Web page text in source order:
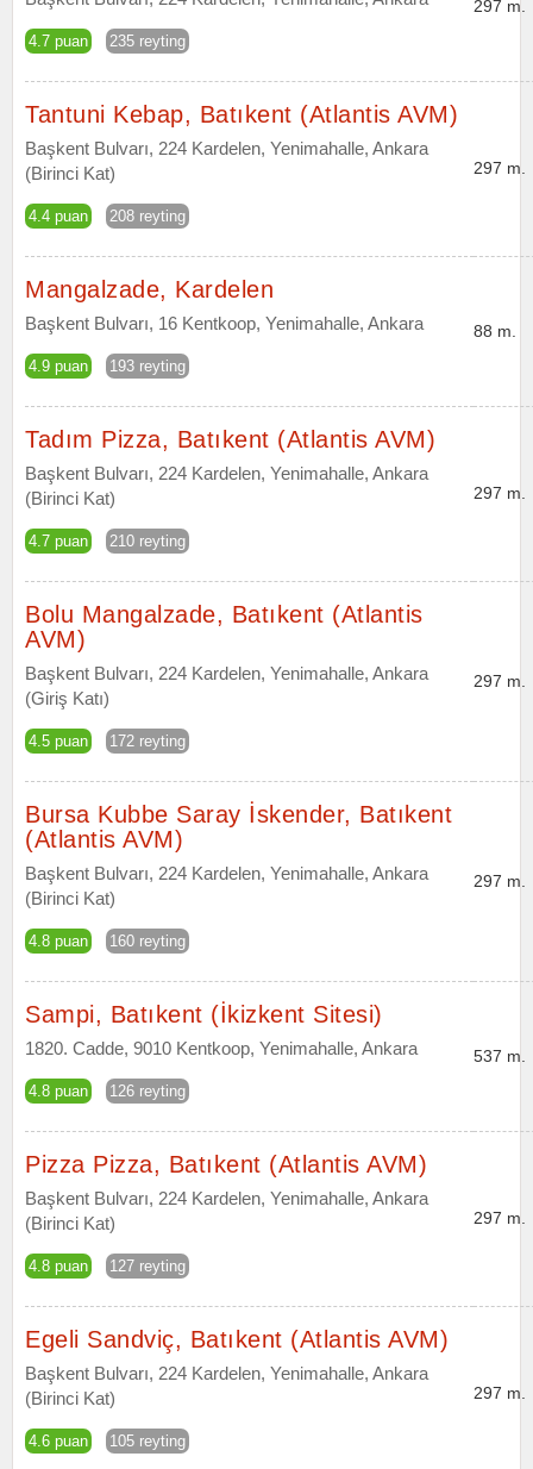
4.7 puan 235 reyting
297 m.
Tantuni Kebap, Batıkent (Atlantis AVM)
Başkent Bulvarı, 224 Kardelen, Yenimahalle, Ankara
(Birinci Kat)
4.4 puan 208 reyting
297 m.
Mangalzade, Kardelen
Başkent Bulvarı, 16 Kentkoop, Yenimahalle, Ankara
4.9 puan 193 reyting
88 m.
Tadım Pizza, Batıkent (Atlantis AVM)
Başkent Bulvarı, 224 Kardelen, Yenimahalle, Ankara
(Birinci Kat)
4.7 puan 210 reyting
297 m.
Bolu Mangalzade, Batıkent (Atlantis
AVM)
Başkent Bulvarı, 224 Kardelen, Yenimahalle, Ankara
(Giriş Katı)
4.5 puan 172 reyting
297 m.
Bursa Kubbe Saray İskender, Batıkent
(Atlantis AVM)
Başkent Bulvarı, 224 Kardelen, Yenimahalle, Ankara
(Birinci Kat)
4.8 puan 160 reyting
297 m.
Sampi, Batıkent (İkizkent Sitesi)
1820. Cadde, 9010 Kentkoop, Yenimahalle, Ankara
4.8 puan 126 reyting
537 m.
Pizza Pizza, Batıkent (Atlantis AVM)
Başkent Bulvarı, 224 Kardelen, Yenimahalle, Ankara
(Birinci Kat)
4.8 puan 127 reyting
297 m.
Egeli Sandviç, Batıkent (Atlantis AVM)
Başkent Bulvarı, 224 Kardelen, Yenimahalle, Ankara
(Birinci Kat)
4.6 puan 105 reyting
297 m.